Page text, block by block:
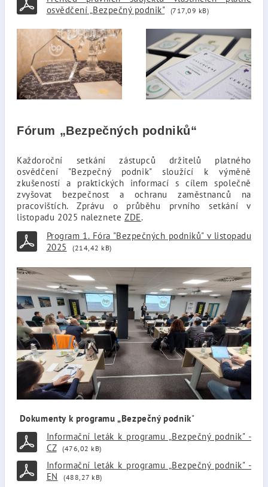
osvědčení „Bezpečný podnik"
(717,09 kB)
Fórum „Bezpečných podniků“
Každoroční setkání zástupců držitelů platného
osvědčení "Bezpečný podnik" sloužící k výměně
zkušeností a praktických informací s cílem společně
zvyšovat bezpečnost a ochranu zaměstnanců na
pracovištích. Zprávu o průběhu prvního setkání v
listopadu 2025 nalezneteZDE.
Program 1. Fóra "Bezpečných podniků" v listopadu
2025
(214,42 kB)
Dokumenty k programu „Bezpečný podnik"
Informační leták k programu „Bezpečný podnik" -
CZ
(476,02 kB)
Informační leták k programu „Bezpečný podnik" -
EN
(488,27 kB)